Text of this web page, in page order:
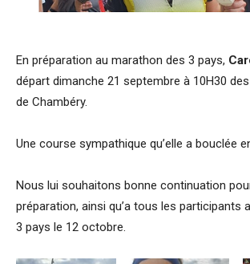
En préparation au marathon des 3 pays,
départ dimanche 21 septembre à 10H30
de Chambéry.
Une course sympathique qu’elle a bouclée
Nous lui souhaitons bonne continuation
préparation, ainsi qu’a tous les participants
3 pays le 12 octobre.